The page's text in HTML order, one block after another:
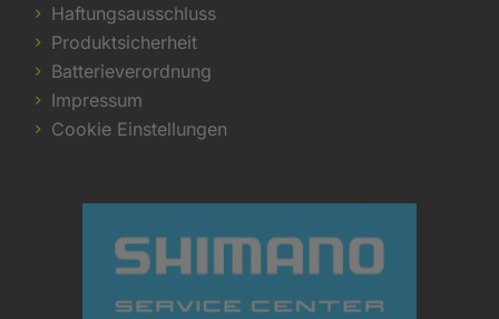
Haftungsausschluss
Produktsicherheit
Batterieverordnung
Impressum
Cookie Einstellungen